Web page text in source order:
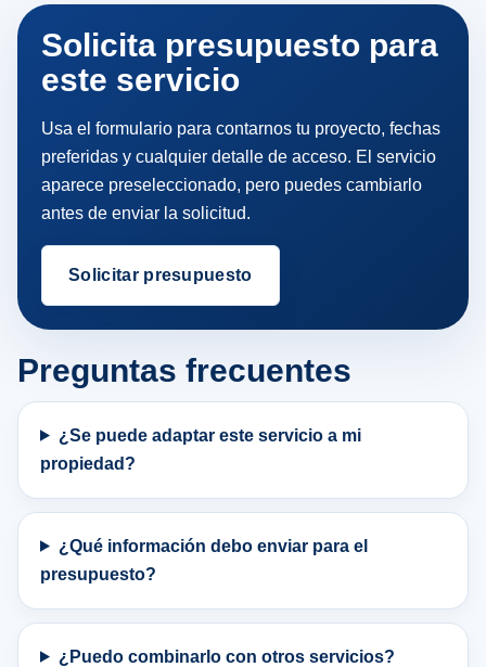
Solicita presupuesto para
este servicio
Usa el formulario para contarnos tu proyecto, fechas
preferidas y cualquier detalle de acceso. El servicio
aparece preseleccionado, pero puedes cambiarlo
antes de enviar la solicitud.
Solicitar presupuesto
Preguntas frecuentes
¿Se puede adaptar este servicio a mi
propiedad?
¿Qué información debo enviar para el
presupuesto?
¿Puedo combinarlo con otros servicios?